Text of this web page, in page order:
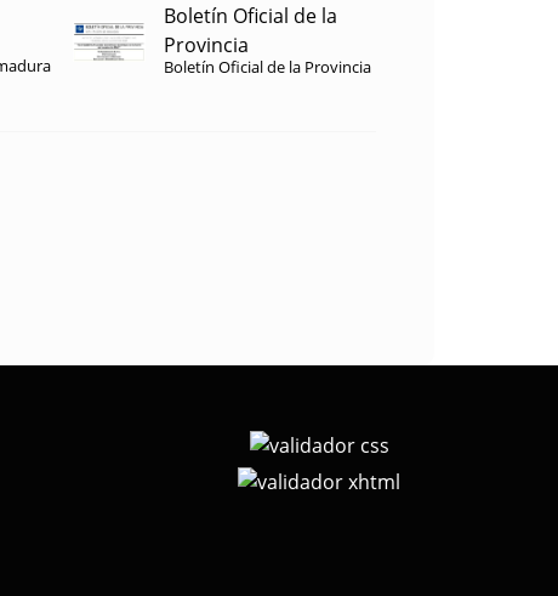
Boletín Oficial de la
Provincia
Boletín Oficial de la Provincia